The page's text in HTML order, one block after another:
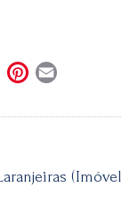
TwitterPinterest
(Imóvel